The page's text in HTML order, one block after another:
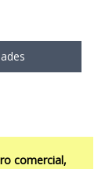
comercial,